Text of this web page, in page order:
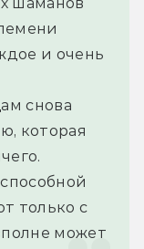
и очень
снова
которая
только с
может